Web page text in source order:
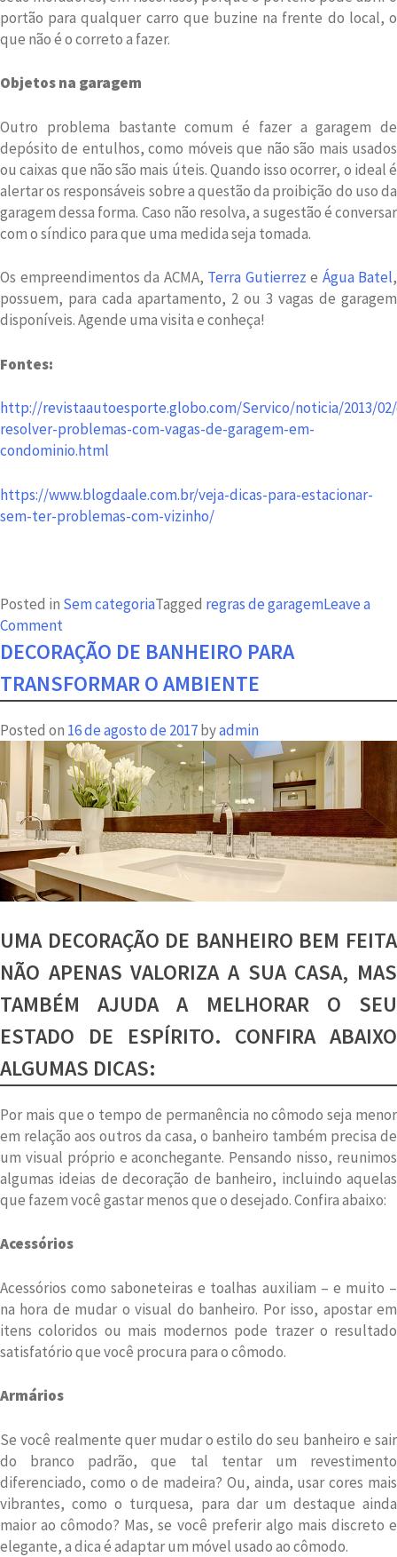
portão para qualquer carro que buzine na frente do local, o
que não é o correto a fazer.
Objetos na garagem
Outro problema bastante comum é fazer a garagem de
depósito de entulhos, como móveis que não são mais usados
ou caixas que não são mais úteis. Quando isso ocorrer, o ideal é
alertar os responsáveis sobre a questão da proibição do uso da
garagem dessa forma. Caso não resolva, a sugestão é conversar
com o síndico para que uma medida seja tomada.
Os empreendimentos da ACMA, Terra Gutierrez e Água Batel,
possuem, para cada apartamento, 2 ou 3 vagas de garagem
disponíveis. Agende uma visita e conheça!
Fontes:
http://revistaautoesporte.globo.com/Servico/noticia/2013/
resolver-problemas-com-vagas-de-garagem-em-
condominio.html
https://www.blogdaale.com.br/veja-dicas-para-estacionar-
sem-ter-problemas-com-vizinho/
Posted in Sem categoriaTagged regras de garagemLeave a
Comment
Regras
garagem:
que
fazer
para
não
ter
problemas?
DECORAÇÃO DE BANHEIRO PARA
TRANSFORMAR O AMBIENTE
Posted on 16 de agosto de 2017byadmin
UMA DECORAÇÃO DE BANHEIRO BEM FEITA
NÃO APENAS VALORIZA A SUA CASA, MAS
TAMBÉM AJUDA A MELHORAR O SEU
ESTADO DE ESPÍRITO. CONFIRA ABAIXO
ALGUMAS DICAS:
Por mais que o tempo de permanência no cômodo seja menor
em relação aos outros da casa, o banheiro também precisa de
um visual próprio e aconchegante. Pensando nisso, reunimos
algumas ideias de decoração de banheiro, incluindo aquelas
que fazem você gastar menos que o desejado. Confira abaixo:
Acessórios
Acessórios como saboneteiras e toalhas auxiliam – e muito –
na hora de mudar o visual do banheiro. Por isso, apostar em
itens coloridos ou mais modernos pode trazer o resultado
satisfatório que você procura para o cômodo.
Armários
Se você realmente quer mudar o estilo do seu banheiro e sair
do branco padrão, que tal tentar um revestimento
diferenciado, como o de madeira? Ou, ainda, usar cores mais
vibrantes, como o turquesa, para dar um destaque ainda
maior ao cômodo? Mas, se você preferir algo mais discreto e
elegante, a dica é adaptar um móvel usado ao cômodo.